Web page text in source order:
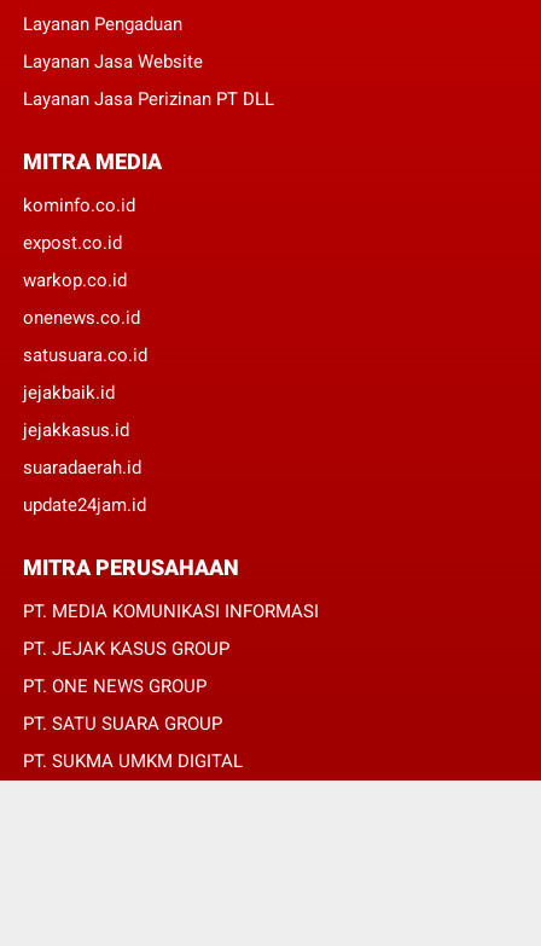
Layanan Pengaduan
Layanan Jasa Website
Layanan Jasa Perizinan PT DLL
MITRA MEDIA
kominfo.co.id
expost.co.id
warkop.co.id
onenews.co.id
satusuara.co.id
jejakbaik.id
jejakkasus.id
suaradaerah.id
update24jam.id
MITRA PERUSAHAAN
PT. MEDIA KOMUNIKASI INFORMASI
PT. JEJAK KASUS GROUP
PT. ONE NEWS GROUP
PT. SATU SUARA GROUP
PT. SUKMA UMKM DIGITAL